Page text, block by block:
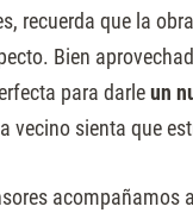
recuerda que la
Bien
para darleun
vecino sienta que
acompañamos